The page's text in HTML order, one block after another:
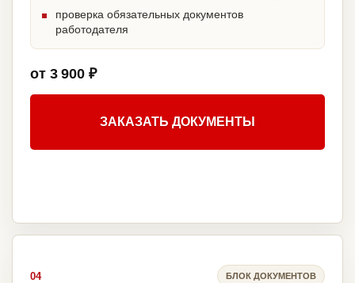
проверка обязательных документов
работодателя
от 3 900 ₽
ЗАКАЗАТЬ ДОКУМЕНТЫ
04 БЛОК ДОКУМЕНТОВ